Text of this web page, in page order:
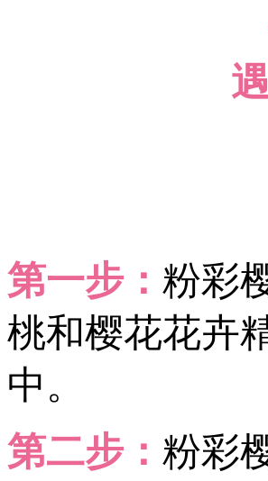
第一步： 粉彩
桃和樱花花卉
中。
第二步： 粉彩